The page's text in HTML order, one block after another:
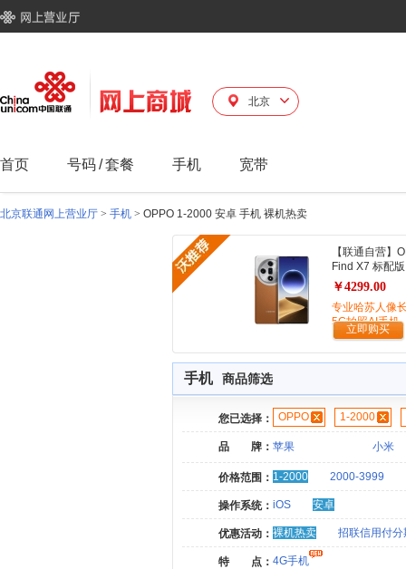
北京
首页 号码/套餐 手机 宽带
北京联通网上营业厅 > 手机 > OPPO 1-2000 安卓 手机 裸机热卖
【联通自营】
Find X7 标配版
￥4299.00
专业哈苏人像
5G拍照AI手机
立即购买
手机 商品筛选
您已选择： OPPO 1-2000
品 牌： 苹果 小米
价格范围： 1-2000 2000-3999
操作系统： iOS 安卓
优惠活动： 裸机热卖 招联信用付分
特 点： 4G手机